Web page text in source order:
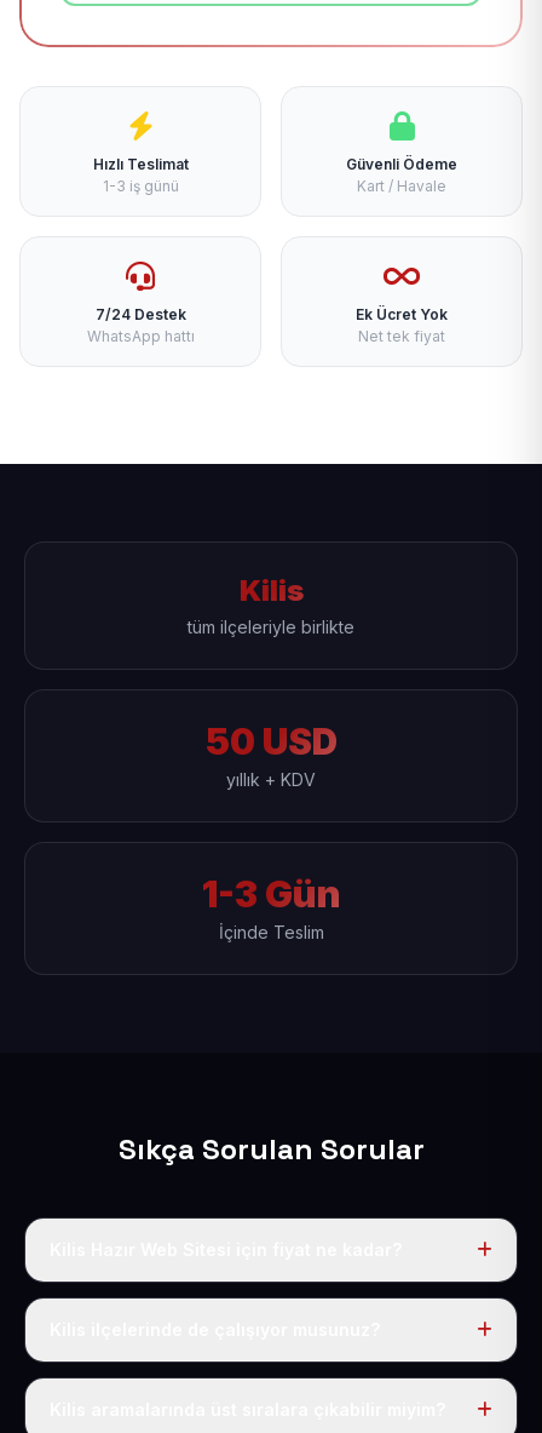
Hızlı Teslimat
1-3 iş günü
Güvenli Ödeme
Kart / Havale
7/24 Destek
WhatsApp hattı
Ek Ücret Yok
Net tek fiyat
Kilis
tüm ilçeleriyle birlikte
50 USD
yıllık + KDV
1-3 Gün
İçinde Teslim
Sıkça Sorulan Sorular
Kilis dahil Türkiye’nin her yerinde geçerli yıllık tek
Elbette; Kilis iline bağlı bütün ilçelere uzaktan ve